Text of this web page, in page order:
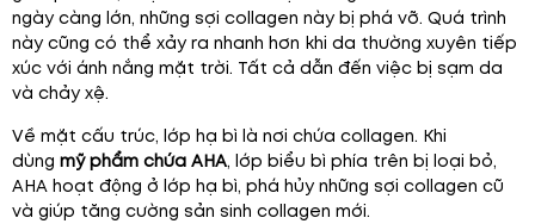
ngày càng lớn, những sợi collagen này bị phá vỡ. Quá trình
này cũng có thể xảy ra nhanh hơn khi da thường xuyên tiếp
xúc với ánh nắng mặt trời. Tất cả dẫn đến việc bị sạm da
và chảy xệ.
Về mặt cấu trúc, lớp hạ bì là nơi chứa collagen. Khi
dùng mỹ phẩm chứa AHA, lớp biểu bì phía trên bị loại bỏ,
AHA hoạt động ở lớp hạ bì, phá hủy những sợi collagen cũ
và giúp tăng cường sản sinh collagen mới.